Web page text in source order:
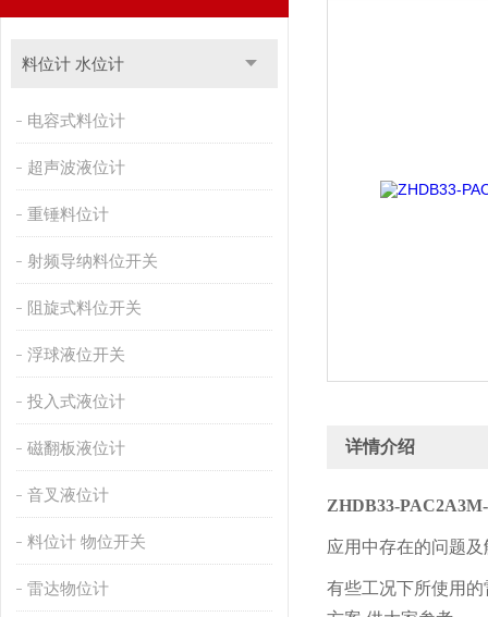
料位计 水位计
电容式料位计
超声波液位计
重锤料位计
射频导纳料位开关
阻旋式料位开关
浮球液位开关
投入式液位计
磁翻板液位计
音叉液位计
料位计 物位开关
雷达物位计
详情介绍
ZHDB33-
应用中存在的问题
有些工况下所使用